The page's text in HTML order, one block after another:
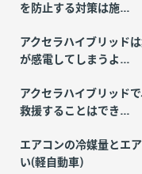
を防止する対策は施...
アクセラハイブリッド
が感電してしまうよ...
アクセラハイブリッド
救援することはでき...
エアコンの冷媒量とエ
い(軽自動車)